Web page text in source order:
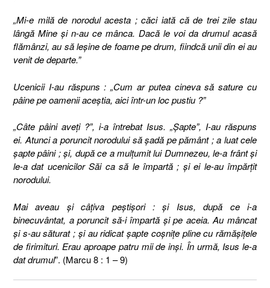
„Mi-e milă de norodul acesta ; căci iată că de trei zile stau
lângă Mine şi n-au ce mânca. Dacă le voi da drumul acasă
flămânzi, au să leşine de foame pe drum, fiindcă unii din ei au
venit de departe.”
Ucenicii I-au răspuns : „Cum ar putea cineva să sature cu
pâine pe oamenii aceştia, aici într-un loc pustiu ?”
„Câte pâini aveţi ?”, i-a întrebat Isus. „Şapte”, I-au răspuns
ei. Atunci a poruncit norodului să şadă pe pământ ; a luat cele
şapte pâini ; şi, după ce a mulţumit lui Dumnezeu, le-a frânt şi
le-a dat ucenicilor Săi ca să le împartă ; şi ei le-au împărţit
norodului.
Mai aveau şi câţiva peştişori : şi Isus, după ce i-a
binecuvântat, a poruncit să-i împartă şi pe aceia. Au mâncat
şi s-au săturat ; şi au ridicat şapte coşniţe pline cu rămăşiţele
de firimituri. Erau aproape patru mii de inşi. În urmă, Isus le-a
dat drumul”. (Marcu 8 : 1 – 9)